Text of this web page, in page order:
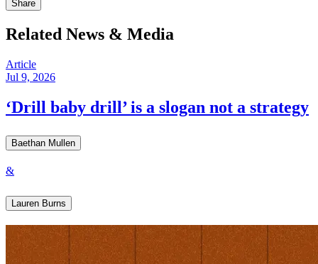
Share
Related News & Media
Article
Jul 9, 2026
‘Drill baby drill’ is a slogan not a strategy​​​​‌ ‍ ​‍​‍‌‍ ‌ ​‍‌‍‍‌‌‍‌ ‌‍‍‌‌‍ ‍​‍​‍​ ‍‍​‍​‍‌ ​ ‌‍​‌‌‍ ‍‌‍‍‌‌ ‌​‌ ‍‌​‍ ‍‌‍‍‌‌‍ ​‍​‍​‍ ​​‍​‍‌‍‍​‌ ​‍‌‍‌‌‌‍‌‍​‍​‍​ ‍‍​‍​‍‌‍‍​‌ ‌​‌ ‌​‌ ​​​ ‍‍​‍ ​‍ ‌‍ ​‌‍ ‌‍​ ‌‍​‌‌‍ ​‌‍‍​‌‍ ‌ ​ ‌ ‌​​ ‍‍​ ​ ​ ​ ​ ​ ​ ​ ​‍ ‌‍‍‌‌‍ ‍‌ ‌​‌‍‌‌‌‍ ‍‌ ‌​​‍ ‌‍‌‌‌‍‌​‌‍‍‌‌ ‌​​‍ ‌‍ ‌‌‍ ‌‍‌​‌‍‌‌​ ‌‌ ​​‌ ​‍‌‍‌‌‌ ​ ‌‍‌‌‌‍ ‍‌ ‌​‌‍​‌‌ ‌​‌‍‍‌‌‍ ‌‍ ‍​ ‍ ‌‍‍‌‌‍‌​​ ‌‌‍​‍‌‍‌‌‌‍‌​‌‍​‍‌‍​‌​ ‌​‌‍​ ​ ​‌​‍ ‌​ ​​​ ​‍​ ‌​‌‍​‌​‍ ‌​ ‌​​ ‌‌​ ‍​​ ‌ ​‍ ‌​ ‍‌​ ​‍​ ​​‌‍‌​​‍ ‌​ ​‌​ ​‌​ ‍‌​ ‌ ​ ‌‌‌‍​ ‌‍​‌​ ​ ​ ‌​​ ‌​​ ​​​ ‌‍​ ‍ ‌ ‌​‌ ‍‌‌ ​​‌‍‌‌​ ‌‌‍ ‍‌‍‌‌‌ ‌ ‌ ​ ​ ‍ ‌ ​​‌‍​‌‌ ‌​‌‍‍​​ ‌‌ ‌​‌‍‍‌‌ ‌​‌‍ ​‌‍‌‌​ ‌‍​‍‌‍​‌‌ ​ ‌‍‌‌‌‌‌‌‌ ​‍‌‍ ​​ ‌‌‍‍​‌ ‌​‌ ‌​‌ ​​​‍‌‌​ ​ ‌​​‌​‍‌‌​ ​‍‌​‌‍​‍‌‌​ ​‍‌​‌‍‌‍ ​‌‍ ‌‍​ ‌‍​‌‌‍ ​‌‍‍​‌‍ ‌ ​ ‌ ‌​​‍‌‌​ ​ ‌​​‌​ ​ ​ ​ ​ ​ ​ ​ ​‍‌‍‌‍‍‌‌‍‌​​ ‌‌‍​‍‌‍‌‌‌‍‌​‌‍​‍‌‍​‌​ ‌​‌‍​ ​ ​‌​‍ ‌​ ​​​ ​‍​ ‌​‌‍​‌​‍ ‌​ ‌​​ ‌‌​ ‍​​ ‌ ​‍ ‌​ ‍‌​ ​‍​ ​​‌‍‌​​‍ ‌​ ​‌​ ​‌​ ‍‌​ ‌ ​ ‌‌‌‍​ ‌‍​‌​ ​ ​ ‌​​ ‌​​ ​​​ ‌‍​‍‌‍‌ ‌​‌ ‍‌‌ ​​‌‍‌‌​ ‌‌‍ ‍‌‍‌‌‌ ‌ ‌ ​ ​‍‌‍‌ ​​‌‍​‌‌ ‌​‌‍‍​​ ‌‌ ‌​‌‍‍‌‌ ‌​‌‍ ​‌‍‌‌​‍‌‍‌ ​​‌‍‌‌‌ ​‍‌ ​ ‌ ​​‌‍‌‌‌‍​ ‌ ‌​‌‍‍‌‌ ‌‍‌‍‌‌​ ‌‌ ​​‌ ‌‌‌‍​‍‌‍ ​‌‍‍‌‌ ​ ‌‍‍​‌‍‌‌‌‍‌​​‍​‍‌ ‌
Baethan Mullen​​​​‌ ‍ ​‍​‍‌‍ ‌ ​‍‌‍‍‌‌‍‌ ‌‍‍‌‌‍ ‍​‍​‍​ ‍‍​‍​‍‌ ​ ‌‍​‌‌‍ ‍‌‍‍‌‌ ‌​‌ ‍‌​‍ ‍‌‍‍‌‌‍ ​‍​‍​‍ ​​‍​‍‌‍‍​‌ ​‍‌‍‌‌‌‍‌‍​‍​‍​ ‍‍​‍​‍‌‍‍​‌ ‌​‌ ‌​‌ ​​​ ‍‍​‍ ​‍ ‌‍ ​‌‍ ‌‍​ ‌‍​‌‌‍ ​‌‍‍​‌‍ ‌ ​ ‌ ‌​​ ‍‍​ ​ ​ ​ ​ ​ ​ ​ ​‍ ‌‍‍‌‌‍ ‍‌ ‌​‌‍‌‌‌‍ ‍‌ ‌​​‍ ‌‍‌‌‌‍‌​‌‍‍‌‌ ‌​​‍ ‌‍ ‌‌‍ ‌‍‌​‌‍‌‌​ ‌‌ ​​‌ ​‍‌‍‌‌‌ ​ ‌‍‌‌‌‍ ‍‌ ‌​‌‍​‌‌ ‌​‌‍‍‌‌‍ ‌‍ ‍​ ‍ ‌‍‍‌‌‍‌​​ ‌​ ​‍‌‍​‍​ ‌​​ ​‌​ ​‍‌‍​‍‌‍​‌‌‍​‌​‍ ‌​ ‍​​ ​​​ ‍‌​ ​‍​‍ ‌​ ‌​‌‍​‍​ ‍​​ ‌ ​‍ ‌‌‍​‍‌‍‌​‌‍‌‌​ ‌‌​‍ ‌​ ​ ‌‍‌​‌‍​‌​ ‌​​ ‌‌​ ​‍​ ‍​​ ‍‌​ ‍‌​ ​ ​ ​ ​ ‍‌​ ‍ ‌ ‌​‌ ‍‌‌ ​​‌‍‌‌​ ‌‌‍​‌‌ ‌‌‌ ‌​‌‍‍​‌‍ ‌ ​‍​ ‍ ‌ ​​‌‍​‌‌ ‌​‌‍‍​​ ‌‌‍ ‍‌‍​‌‌‍ ‌‌‍‌‌​ ‌‍​‍‌‍​‌‌ ​ ‌‍‌‌‌‌‌‌‌ ​‍‌‍ ​​ ‌‌‍‍​‌ ‌​‌ ‌​‌ ​​​‍‌‌​ ​ ‌​​‌​‍‌‌​ ​‍‌​‌‍​‍‌‌​ ​‍‌​‌‍‌‍ ​‌‍ ‌‍​ ‌‍​‌‌‍ ​‌‍‍​‌‍ ‌ ​ ‌ ‌​​‍‌‌​ ​ ‌​​‌​ ​ ​ ​ ​ ​ ​ ​ ​‍‌‍‌‍‍‌‌‍‌​​ ‌​ ​‍‌‍​‍​ ‌​​ ​‌​ ​‍‌‍​‍‌‍​‌‌‍​‌​‍ ‌​ ‍​​ ​​​ ‍‌​ ​‍​‍ ‌​ ‌​‌‍​‍​ ‍​​ ‌ ​‍ ‌‌‍​‍‌‍‌​‌‍‌‌​ ‌‌​‍ ‌​ ​ ‌‍‌​‌‍​‌​ ‌​​ ‌‌​ ​‍​ ‍​​ ‍‌​ ‍‌​ ​ ​ ​ ​ ‍‌​‍‌‍‌ ‌​‌ ‍‌‌ ​​‌‍‌‌​ ‌‌‍​‌‌ ‌‌‌ ‌​‌‍‍​‌‍ ‌ ​‍​‍‌‍‌ ​​‌‍​‌‌ ‌​‌‍‍​​ ‌‌‍ ‍‌‍​‌‌‍ ‌‌‍‌‌​‍‌‍‌ ​​‌‍‌‌‌ ​‍‌ ​ ‌ ​​‌‍‌‌‌‍​ ‌ ‌​‌‍‍‌‌ ‌‍‌‍‌‌​ ‌‌ ​​‌ ‌‌‌‍​‍‌‍ ​‌‍‍‌‌ ​ ‌‍‍​‌‍‌‌‌‍‌​​‍​‍‌ ‌
&
Lauren Burns​​​​‌ ‍ ​‍​‍‌‍ ‌ ​‍‌‍‍‌‌‍‌ ‌‍‍‌‌‍ ‍​‍​‍​ ‍‍​‍​‍‌ ​ ‌‍​‌‌‍ ‍‌‍‍‌‌ ‌​‌ ‍‌​‍ ‍‌‍‍‌‌‍ ​‍​‍​‍ ​​‍​‍‌‍‍​‌ ​‍‌‍‌‌‌‍‌‍​‍​‍​ ‍‍​‍​‍‌‍‍​‌ ‌​‌ ‌​‌ ​​​ ‍‍​‍ ​‍ ‌‍ ​‌‍ ‌‍​ ‌‍​‌‌‍ ​‌‍‍​‌‍ ‌ ​ ‌ ‌​​ ‍‍​ ​ ​ ​ ​ ​ ​ ​ ​‍ ‌‍‍‌‌‍ ‍‌ ‌​‌‍‌‌‌‍ ‍‌ ‌​​‍ ‌‍‌‌‌‍‌​‌‍‍‌‌ ‌​​‍ ‌‍ ‌‌‍ ‌‍‌​‌‍‌‌​ ‌‌ ​​‌ ​‍‌‍‌‌‌ ​ ‌‍‌‌‌‍ ‍‌ ‌​‌‍​‌‌ ‌​‌‍‍‌‌‍ ‌‍ ‍​ ‍ ‌‍‍‌‌‍‌​​ ‌​ ​‌​ ‌ ‌‍‌‍​ ‍​‌‍‌‍​ ​‌​ ​​‌‍​ ​‍ ‌‌‍​‌​ ​​​ ‌‌​ ​ ​‍ ‌​ ‌​​ ‌‌​ ‌‌​ ​‍​‍ ‌​ ‍​‌‍​‌‌‍‌​‌‍‌‌​‍ ‌‌‍‌‌‌‍‌​‌‍​‍​ ‌‌‌‍​ ​ ​ ​ ‍​​ ‌‍​ ‌​​ ‌ ‌‍​‍‌‍​ ​ ‍ ‌ ‌​‌ ‍‌‌ ​​‌‍‌‌​ ‌‌‍​‌‌ ‌‌‌ ‌​‌‍‍​‌‍ ‌ ​‍​ ‍ ‌ ​​‌‍​‌‌ ‌​‌‍‍​​ ‌‌‍ ‍‌‍​‌‌‍ ‌‌‍‌‌​ ‌‍​‍‌‍​‌‌ ​ ‌‍‌‌‌‌‌‌‌ ​‍‌‍ ​​ ‌‌‍‍​‌ ‌​‌ ‌​‌ ​​​‍‌‌​ ​ ‌​​‌​‍‌‌​ ​‍‌​‌‍​‍‌‌​ ​‍‌​‌‍‌‍ ​‌‍ ‌‍​ ‌‍​‌‌‍ ​‌‍‍​‌‍ ‌ ​ ‌ ‌​​‍‌‌​ ​ ‌​​‌​ ​ ​ ​ ​ ​ ​ ​ ​‍‌‍‌‍‍‌‌‍‌​​ ‌​ ​‌​ ‌ ‌‍‌‍​ ‍​‌‍‌‍​ ​‌​ ​​‌‍​ ​‍ ‌‌‍​‌​ ​​​ ‌‌​ ​ ​‍ ‌​ ‌​​ ‌‌​ ‌‌​ ​‍​‍ ‌​ ‍​‌‍​‌‌‍‌​‌‍‌‌​‍ ‌‌‍‌‌‌‍‌​‌‍​‍​ ‌‌‌‍​ ​ ​ ​ ‍​​ ‌‍​ ‌​​ ‌ ‌‍​‍‌‍​ ​‍‌‍‌ ‌​‌ ‍‌‌ ​​‌‍‌‌​ ‌‌‍​‌‌ ‌‌‌ ‌​‌‍‍​‌‍ ‌ ​‍​‍‌‍‌ ​​‌‍​‌‌ ‌​‌‍‍​​ ‌‌‍ ‍‌‍​‌‌‍ ‌‌‍‌‌​‍‌‍‌ ​​‌‍‌‌‌ ​‍‌ ​ ‌ ​​‌‍‌‌‌‍​ ‌ ‌​‌‍‍‌‌ ‌‍‌‍‌‌​ ‌‌ ​​‌ ‌‌‌‍​‍‌‍ ​‌‍‍‌‌ ​ ‌‍‍​‌‍‌‌‌‍‌​​‍​‍‌ ‌